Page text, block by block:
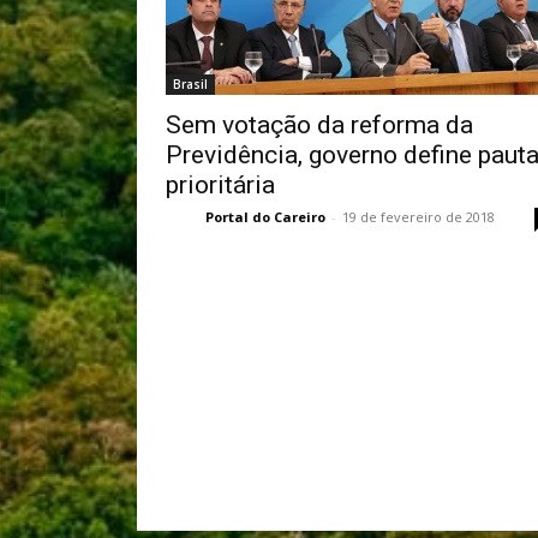
Brasil
Sem votação da reforma da
Previdência, governo define pauta
prioritária
Portal do Careiro - 19 de fevereiro de 2018